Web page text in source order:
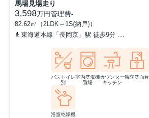
馬場見場走り
3,598万円管理費-
82.62㎡（2LDK＋1S(納戸)）
東海道本線「長岡京」駅 徒歩9分
バストイレ
別
室内洗濯機
置場
カウンター
キッチン
独立洗面台
浴室乾燥機